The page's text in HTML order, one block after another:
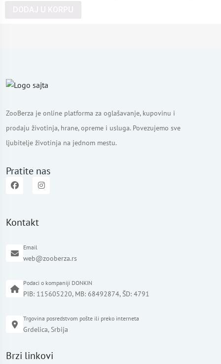
ZooBerza je online platforma za oglašavanje, kupovinu i
prodaju životinja, hrane, opreme i usluga. Povezujemo sve
ljubitelje životinja na jednom mestu.
Pratite nas
Kontakt
Email
web@zooberza.rs
Podaci o kompaniji DONKIN
PIB: 115605220, MB: 68492874, ŠD: 4791
Trgovina posredstvom pošte ili preko interneta
Grdelica, Srbija
Brzi linkovi